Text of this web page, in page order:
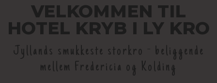
VELKOMMEN TIL
HOTEL KRYB I LY KRO
Jyllands smukkeste storkro - beliggende
mellem Fredericia og Kolding